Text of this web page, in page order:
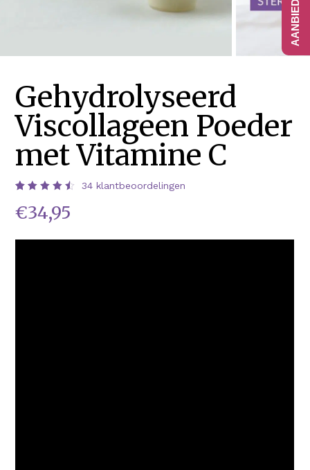
Gehydrolyseerd
Viscollageen Poeder
met Vitamine C
4.56
op 5
34 klantbeoordelingen
€34,95